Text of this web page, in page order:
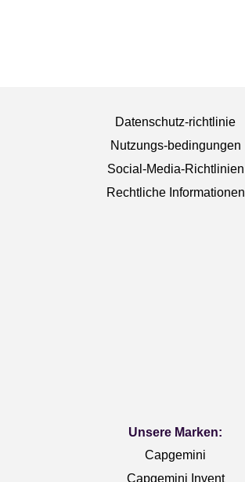
Datenschutz-richtlinie
Nutzungs-bedingungen
Social-Media-Richtlinien
Rechtliche Informationen
Unsere Marken:
Capgemini
Capgemini Invent